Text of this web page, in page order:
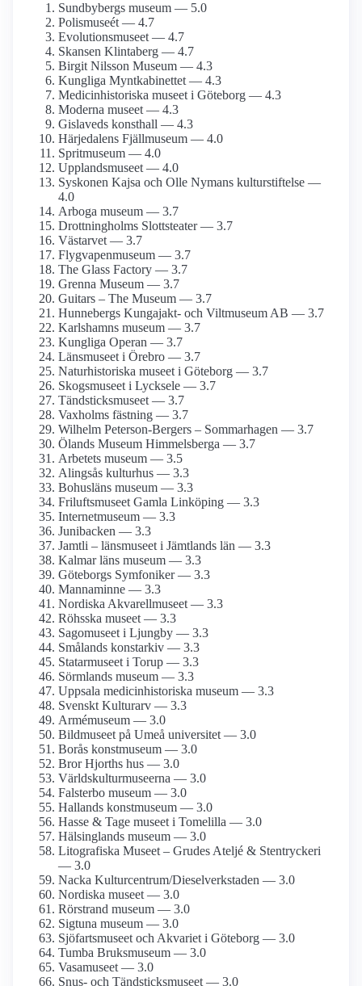
Sundbybergs museum — 5.0
Polismuseét — 4.7
Evolutions­museet — 4.7
Skansen Klintaberg — 4.7
Birgit Nilsson Museum — 4.3
Kungliga Mynt­kabinettet — 4.3
Medicinhistoriska museet i Göteborg — 4.3
Moderna museet — 4.3
Gislaveds konsthall — 4.3
Härjedalens Fjällmuseum — 4.0
Spritmuseum — 4.0
Upplands­museet — 4.0
Syskonen Kajsa och Olle Nymans kulturstiftelse —
4.0
Arboga museum — 3.7
Drottning­holms Slottsteater — 3.7
Västarvet — 3.7
Flygvapen­museum — 3.7
The Glass Factory — 3.7
Grenna Museum — 3.7
Guitars – The Museum — 3.7
Hunnebergs Kungajakt- och Viltmuseum AB — 3.7
Karlshamns museum — 3.7
Kungliga Operan — 3.7
Länsmuseet i Örebro — 3.7
Naturhistoriska museet i Göteborg — 3.7
Skogsmuseet i Lycksele — 3.7
Tändsticks­museet — 3.7
Vaxholms fästning — 3.7
Wilhelm Peterson-Bergers – Sommarhagen — 3.7
Ölands Museum Himmelsberga — 3.7
Arbetets museum — 3.5
Alingsås kulturhus — 3.3
Bohusläns museum — 3.3
Frilufts­museet Gamla Linköping — 3.3
Internet­museum — 3.3
Junibacken — 3.3
Jamtli – länsmuseet i Jämtlands län — 3.3
Kalmar läns museum — 3.3
Göteborgs Symfoniker — 3.3
Mannaminne — 3.3
Nordiska Akvarellmuseet — 3.3
Röhsska museet — 3.3
Sagomuseet i Ljungby — 3.3
Smålands konstarkiv — 3.3
Statarmuseet i Torup — 3.3
Sörmlands museum — 3.3
Uppsala medicinhistoriska museum — 3.3
Svenskt Kulturarv — 3.3
Armé­museum — 3.0
Bildmuseet på Umeå universitet — 3.0
Borås konstmuseum — 3.0
Bror Hjorths hus — 3.0
Världskultur­museerna — 3.0
Falsterbo museum — 3.0
Hallands konstmuseum — 3.0
Hasse & Tage museet i Tomelilla — 3.0
Hälsinglands museum — 3.0
Litografiska Museet – Grudes Ateljé & Stentryckeri
— 3.0
Nacka Kulturcentrum/­Dieselverkstaden — 3.0
Nordiska museet — 3.0
Rörstrand museum — 3.0
Sigtuna museum — 3.0
Sjöfartsmuseet och Akvariet i Göteborg — 3.0
Tumba Bruksmuseum — 3.0
Vasamuseet — 3.0
Snus- och Tändsticks­museet — 3.0